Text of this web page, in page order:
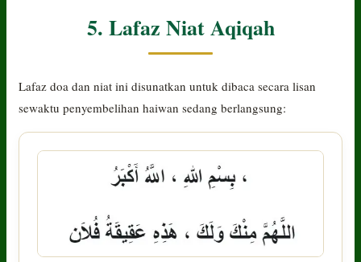
5. Lafaz Niat Aqiqah
Lafaz doa dan niat ini disunatkan untuk dibaca secara lisan
sewaktu penyembelihan haiwan sedang berlangsung: